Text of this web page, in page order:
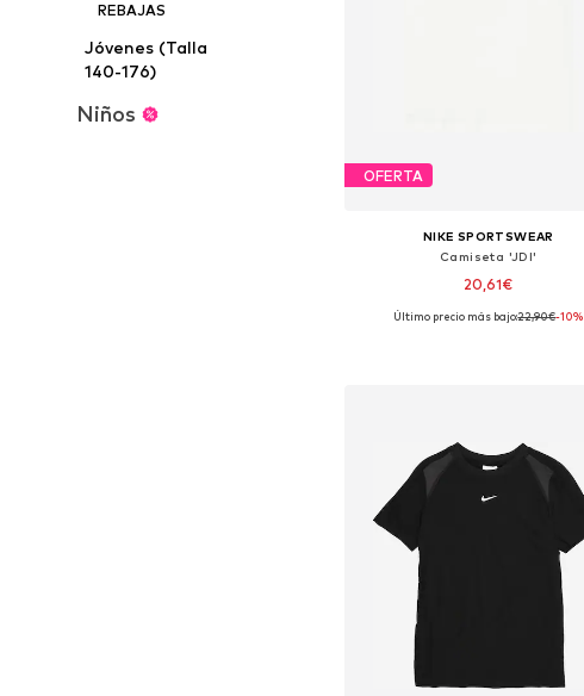
REBAJAS
Jóvenes (Talla
140-176)
Niños
OFERTA
NIKE SPORTSWEAR
Camiseta 'JDI'
20,61€
Disponible en muchas tallas
Último precio más bajo:22,90€-10%